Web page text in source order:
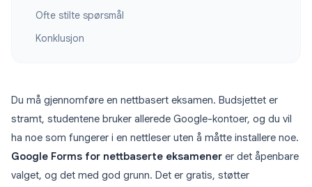
Ofte stilte spørsmål
Konklusjon
Du må gjennomføre en nettbasert eksamen. Budsjettet er
stramt, studentene bruker allerede Google-kontoer, og du vil
ha noe som fungerer i en nettleser uten å måtte installere noe.
Google Forms for nettbaserte eksamener er det åpenbare
valget, og det med god grunn. Det er gratis, støtter